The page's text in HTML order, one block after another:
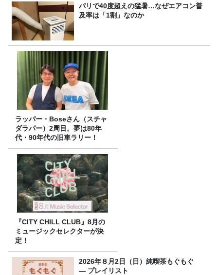
パリで40度超えの猛暑…なぜエアコン普
及率は「1割」なのか
ラッパー・Boseさん（スチャ
ダラパー）2周目。夢は80年
代・90年代の旧車ラリー！
『CITY CHILL CLUB』8月の
ミュージックセレクターが決
定！
2026年８月2日（日）純喫茶もぐもぐ
― プレイリスト